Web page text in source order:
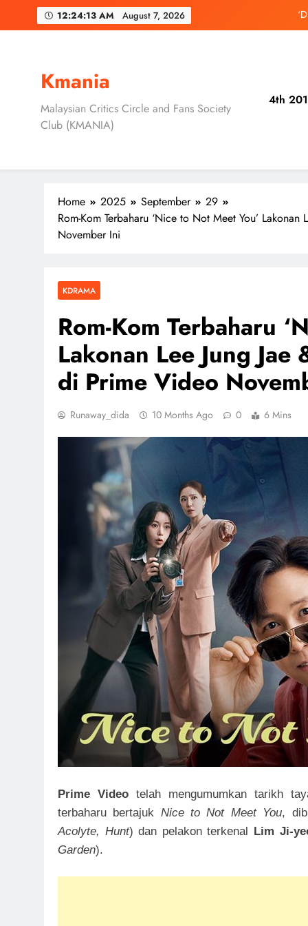
12:24:15 AM August 7, 2026
Duta Global
Kmania
Malaysian Critics Circle and Fans Society
Club (KMANIA)
4th
Home 2025 September
29
Rom-Kom Terbaharu ‘Nice to Not Meet You’
November Ini
KDRAMA
Rom-Kom Terbaharu
Lakonan Lee Jung Jae
di Prime Video
Runaway_dida 10 Months Ago 0 6 Mins
Prime Videotelah mengumumkan tarikh
terbaharu bertajuk Nice to Not Meet You,
Acolyte, Hunt) dan pelakon terkenal Lim Ji-
Garden).